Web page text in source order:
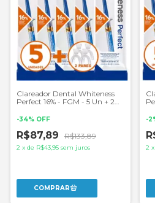
Clareador Dental Whiteness
Perfect 16% - FGM - 5 Un + 2
-34% OFF
R$87,89 R$133,89
2 x de R$43,95 sem juros
-2
2